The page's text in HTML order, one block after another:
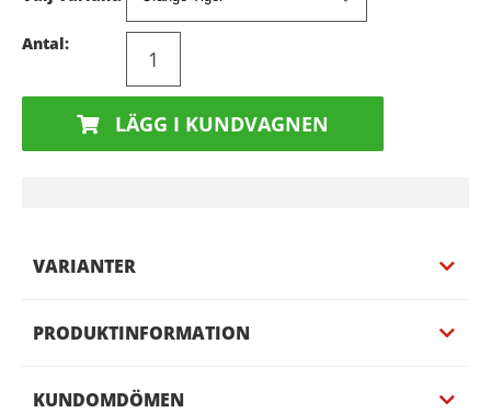
Antal:
LÄGG I KUNDVAGNEN
VARIANTER
PRODUKTINFORMATION
KUNDOMDÖMEN